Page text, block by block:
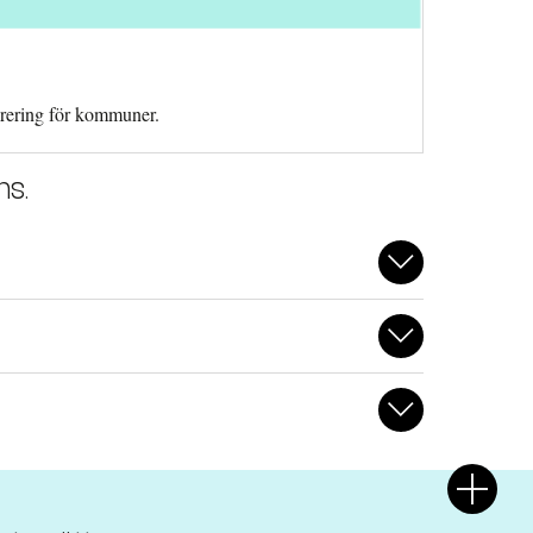
för kommuner.